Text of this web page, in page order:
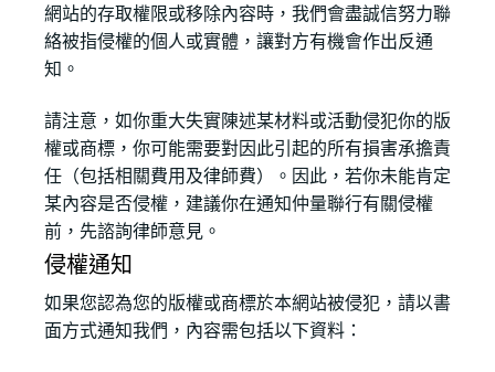
網站的存取權限或移除內容時，我們會盡誠信努力聯
絡被指侵權的個人或實體，讓對方有機會作出反通
知。
請注意，如你重大失實陳述某材料或活動侵犯你的版
權或商標，你可能需要對因此引起的所有損害承擔責
任（包括相關費用及律師費）。因此，若你未能肯定
某內容是否侵權，建議你在通知仲量聯行有關侵權
前，先諮詢律師意見。
侵權通知
如果您認為您的版權或商標於本網站被侵犯，請以書
面方式通知我們，內容需包括以下資料：